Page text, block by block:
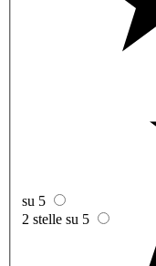
su 5
2 stelle su 5